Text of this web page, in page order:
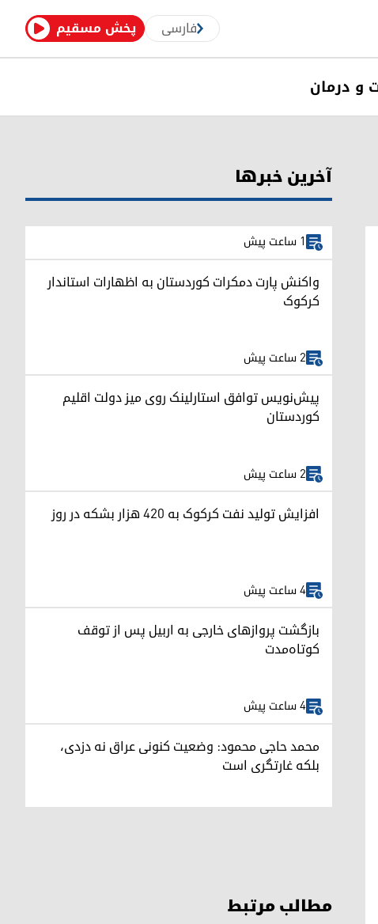
پخش مسقیم فارسی
و درمان
آخرین خبرها
1 ساعت پیش
واکنش پارت دمکرات کوردستان به اظهارات استاندار
کرکوک
2 ساعت پیش
پیش‌نویس توافق استارلینک روی میز دولت اقلیم
کوردستان
2 ساعت پیش
افزایش تولید نفت کرکوک به ۴۲۰ هزار بشکه در روز
4 ساعت پیش
بازگشت پروازهای خارجی به اربیل پس از توقف
کوتاه‌مدت
4 ساعت پیش
محمد حاجی محمود: وضعیت کنونی عراق نه دزدی،
بلکه غارتگری است
مطالب مرتبط